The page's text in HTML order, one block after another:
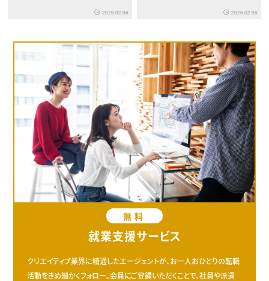
2026.02.06 2026.02.06
無料
就業支援サービス
クリエイティブ業界に精通したエージェントが、お一人おひとりの転職
活動をきめ細かくフォロー。会員にご登録いただくことで、社員や派遣